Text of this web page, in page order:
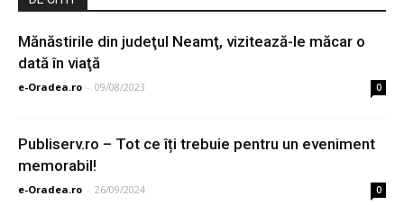
Mănăstirile din judeţul Neamţ, vizitează-le măcar o
dată în viaţă
e-Oradea.ro - 09/08/2023 0
Publiserv.ro – Tot ce îți trebuie pentru un eveniment
memorabil!
e-Oradea.ro - 26/09/2024 0